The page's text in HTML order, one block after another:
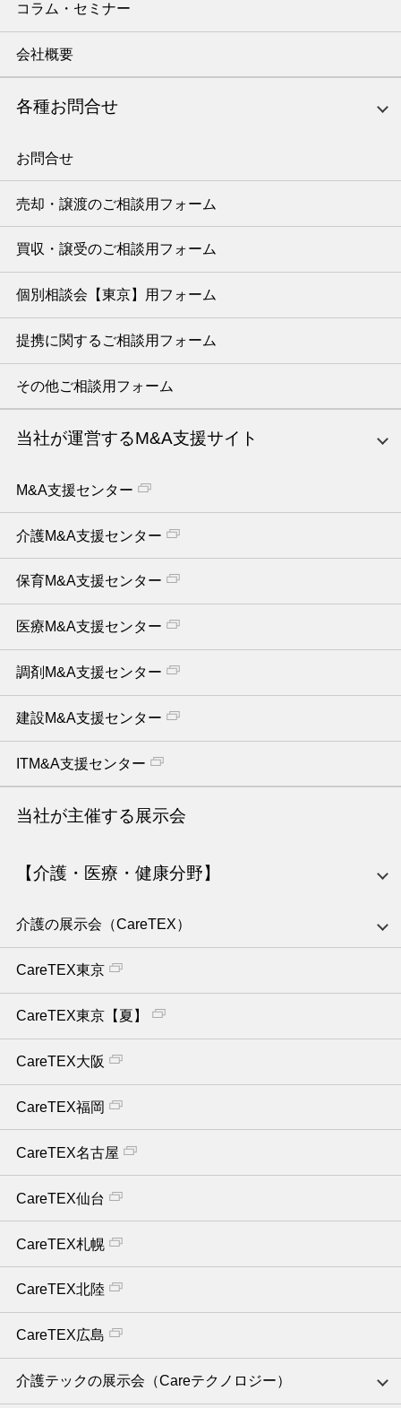
コラム・セミナー
会社概要
各種お問合せ
お問合せ
売却・譲渡のご相談用フォーム
買収・譲受のご相談用フォーム
個別相談会【東京】用フォーム
提携に関するご相談用フォーム
その他ご相談用フォーム
当社が運営するM&A支援サイト
M&A支援センター
介護M&A支援センター
保育M&A支援センター
医療M&A支援センター
調剤M&A支援センター
建設M&A支援センター
ITM&A支援センター
当社が主催する展示会
【介護・医療・健康分野】
介護の展示会（CareTEX）
CareTEX東京
CareTEX東京【夏】
CareTEX大阪
CareTEX福岡
CareTEX名古屋
CareTEX仙台
CareTEX札幌
CareTEX北陸
CareTEX広島
介護テックの展示会（Careテクノロジー）